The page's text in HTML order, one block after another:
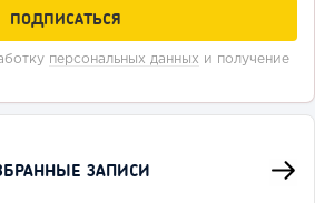
персональных данных и получение
ЗАПИСИ